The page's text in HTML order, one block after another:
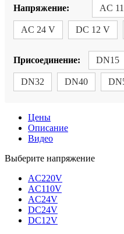
Напряжение: AC
AC 24 V DC 12 V
Присоединение: DN15
DN32 DN40
Цены
Описание
Видео
Выберите напряжение
AC220V
AC110V
AC24V
DC24V
DC12V